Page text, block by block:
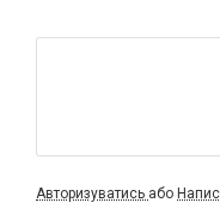
Авторизуватись або